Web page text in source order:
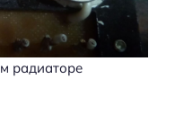
радиаторе